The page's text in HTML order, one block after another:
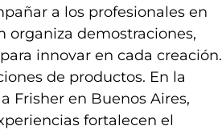
a los profesionales en
organiza demostraciones,
innovar en cada creación.
de productos. En la
Frisher en Buenos Aires,
fortalecen el